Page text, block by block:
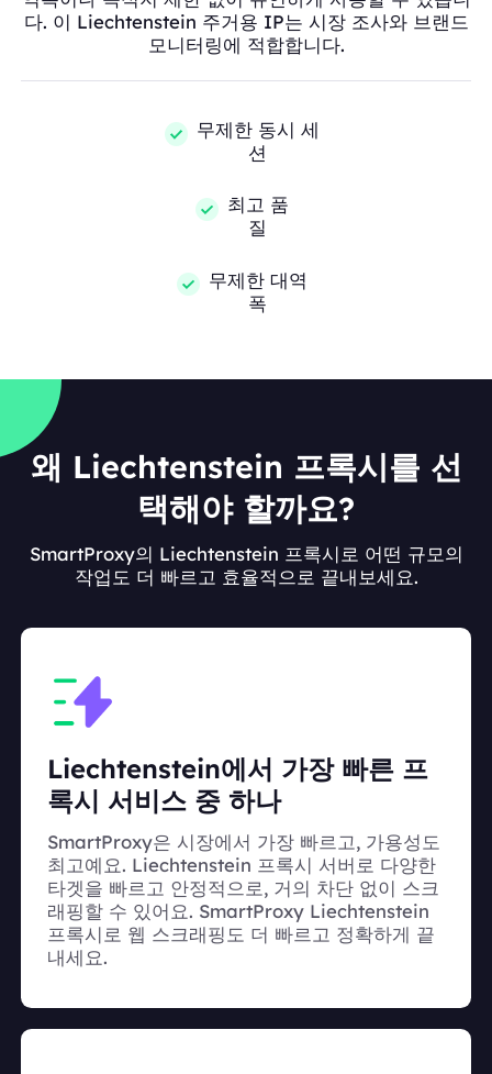
다. 이 Liechtenstein 주거용 IP는 시장 조사와 브랜드
모니터링에 적합합니다.
무제한 동시 세
션
최고 품
질
무제한 대역
폭
왜 Liechtenstein 프록시를 선
택해야 할까요?
SmartProxy의 Liechtenstein 프록시로 어떤 규모의
작업도 더 빠르고 효율적으로 끝내보세요.
Liechtenstein에서 가장 빠른 프
록시 서비스 중 하나
SmartProxy은 시장에서 가장 빠르고, 가용성도
최고예요. Liechtenstein 프록시 서버로 다양한
타겟을 빠르고 안정적으로, 거의 차단 없이 스크
래핑할 수 있어요. SmartProxy Liechtenstein
프록시로 웹 스크래핑도 더 빠르고 정확하게 끝
내세요.